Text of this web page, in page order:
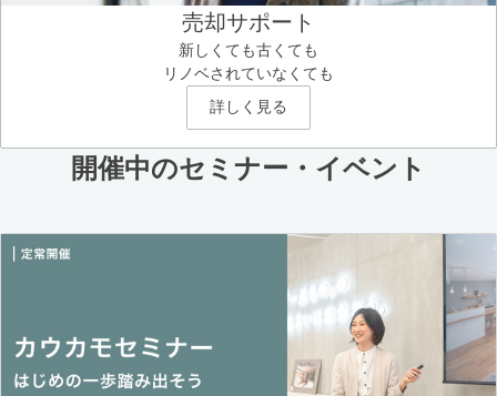
売却サポート
新しくても古くても
リノベされていなくても
詳しく見る
開催中のセミナー・イベント